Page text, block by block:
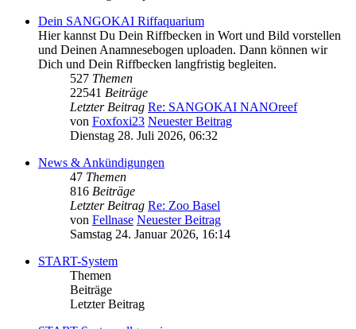
Dein SANGOKAI Riffaquarium
Hier kannst Du Dein Riffbecken in Wort und Bild vorstellen
und Deinen Anamnesebogen uploaden. Dann können wir
Dich und Dein Riffbecken langfristig begleiten.
527 Themen
22541 Beiträge
Letzter Beitrag Re: SANGOKAI NANOreef
von Foxfoxi23 Neuester Beitrag
Dienstag 28. Juli 2026, 06:32
News & Ankündigungen
47 Themen
816 Beiträge
Letzter Beitrag Re: Zoo Basel
von Fellnase Neuester Beitrag
Samstag 24. Januar 2026, 16:14
START-System
Themen
Beiträge
Letzter Beitrag